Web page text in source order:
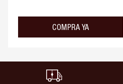
COMPRA YA